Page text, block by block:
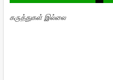
கருத்துகள் இல்லை